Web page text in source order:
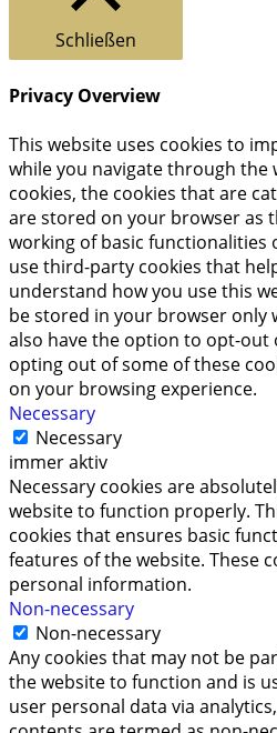
Schließen
Privacy Overview
This website uses cookies to
while you navigate through the
cookies, the cookies that are
are stored on your browser as
working of basic functionalities
use third-party cookies that
understand how you use this
be stored in your browser only
also have the option to opt-out
opting out of some of these
on your browsing experience.
Necessary
Necessary
immer aktiv
Necessary cookies are
website to function properly.
cookies that ensures basic
features of the website. These
personal information.
Non-necessary
Non-necessary
Any cookies that may not be
the website to function and is
user personal data via